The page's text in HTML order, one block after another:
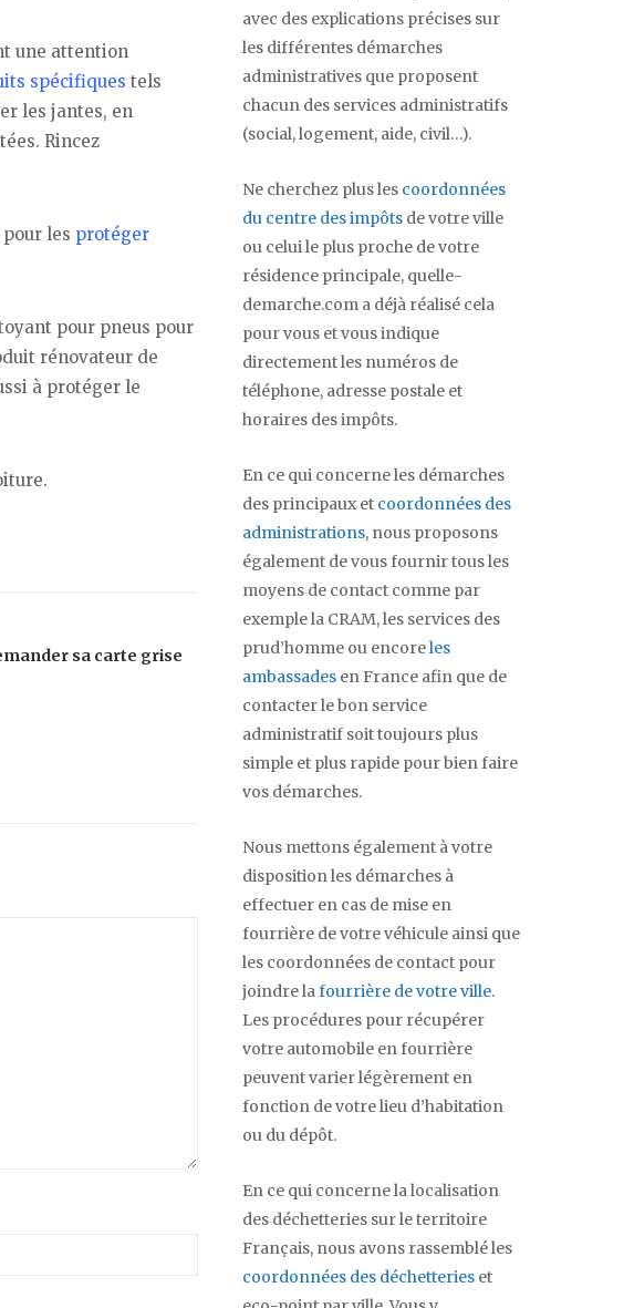
une attention
spécifiques tels
les jantes, en
Rincez
les protéger
pour pneus pour
rénovateur de
à protéger le
sa carte grise
avec des explications précises sur
les différentes démarches
administratives que proposent
chacun des services administratifs
(social, logement, aide, civil…).
Ne cherchez plus les coordonnées
du centre des impôts de votre ville
ou celui le plus proche de votre
résidence principale, quelle-
demarche.com a déjà réalisé cela
pour vous et vous indique
directement les numéros de
téléphone, adresse postale et
horaires des impôts.
En ce qui concerne les démarches
des principaux et coordonnées des
administrations, nous proposons
également de vous fournir tous les
moyens de contact comme par
exemple la CRAM, les services des
prud’homme ou encoreles
ambassades en France afin que de
contacter le bon service
administratif soit toujours plus
simple et plus rapide pour bien faire
vos démarches.
Nous mettons également à votre
disposition les démarches à
effectuer en cas de mise en
fourrière de votre véhicule ainsi que
les coordonnées de contact pour
joindre lafourrière de votre ville.
Les procédures pour récupérer
votre automobile en fourrière
peuvent varier légèrement en
fonction de votre lieu d’habitation
ou du dépôt.
En ce qui concerne la localisation
des déchetteries sur le territoire
Français, nous avons rassemblé les
coordonnées des déchetteries et